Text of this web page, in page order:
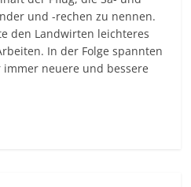
und -rechen zu nennen.
den Landwirten leichteres
In der Folge spannten
neuere und bessere